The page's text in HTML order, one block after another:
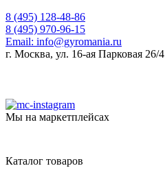
8 (495) 128-48-86
8 (495) 970-96-15
Email: info@gyromania.ru
г. Москва, ул. 16-ая Парковая 26/4
Мы на маркетплейсах
Каталог товаров